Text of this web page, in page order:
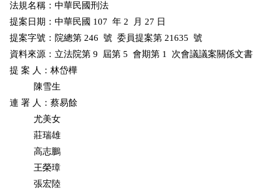
法規名稱：中華民國刑法
提案日期：中華民國 107  年 2  月 27 日
提案字號：院總第 246  號  委員提案第 21635  號
資料來源：立法院第 9  屆第 5  會期第 1  次會議議案關係文書
提 案 人：林岱樺
          陳雪生
連 署 人：蔡易餘
          尤美女
          莊瑞雄
          高志鵬
          王榮璋
          張宏陸